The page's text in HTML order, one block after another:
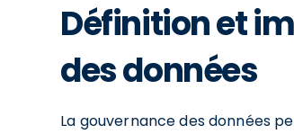
Définition et
des données
La gouvernance des données